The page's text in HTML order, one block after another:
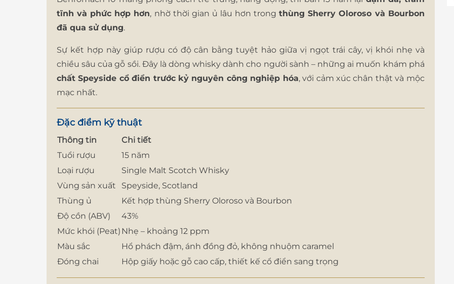
tĩnh và phức hợp hơn, nhờ thời gian ủ lâu hơn trongthùng Sherry Oloroso và Bourbon
đã qua sử dụng.
Sự kết hợp này giúp rượu có độ cân bằng tuyệt hảo giữa vị ngọt trái cây, vị khói nhẹ và
chiều sâu của gỗ sồi. Đây là dòng whisky dành cho người sành – những ai muốn khám phá
chất Speyside cổ điển trước kỷ nguyên công nghiệp hóa, với cảm xúc chân thật và mộc
mạc nhất.
Đặc điểm kỹ thuật
Thông tin
Chi tiết
Tuổi rượu
15 năm
Loại rượu
Single Malt Scotch Whisky
Vùng sản xuất
Speyside, Scotland
Thùng ủ
Kết hợp thùng Sherry Oloroso và Bourbon
Độ cồn (ABV)
43%
Mức khói (Peat) Nhẹ – khoảng 12 ppm
Màu sắc
Hổ phách đậm, ánh đồng đỏ, không nhuộm caramel
Đóng chai
Hộp giấy hoặc gỗ cao cấp, thiết kế cổ điển sang trọng